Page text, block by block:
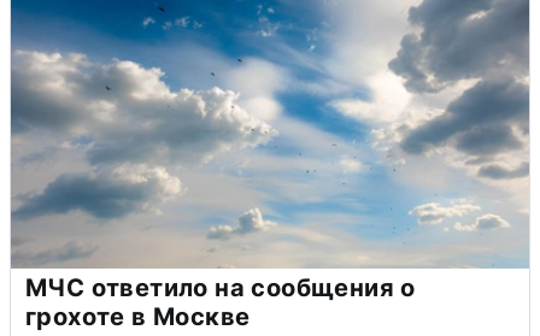
МЧС ответило на сообщения о
грохоте в Москве